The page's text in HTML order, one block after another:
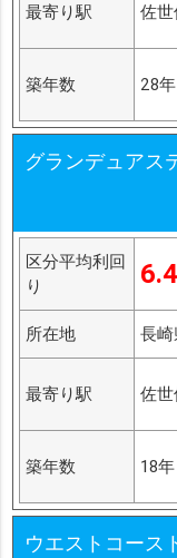
最寄り駅 佐
築年数 28年
グランデュアス
区分平均利回
り
所在地 長
最寄り駅 佐
築年数 18年
ウエストコース